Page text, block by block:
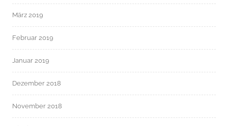
März 2019
Februar 2019
Januar 2019
Dezember 2018
November 2018